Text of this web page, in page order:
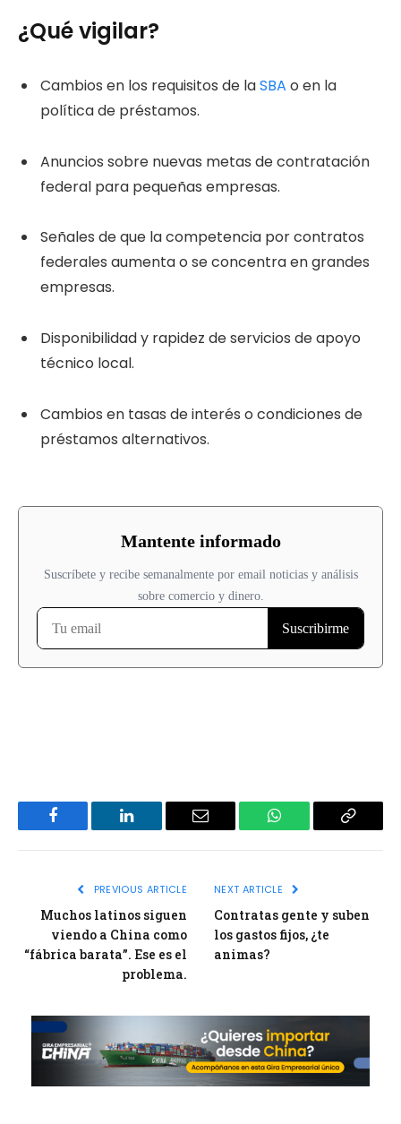
¿Qué vigilar?
Cambios en los requisitos de laSBA o en la
política de préstamos.
Anuncios sobre nuevas metas de contratación
federal para pequeñas empresas.
Señales de que la competencia por contratos
federales aumenta o se concentra en grandes
empresas.
Disponibilidad y rapidez de servicios de apoyo
técnico local.
Cambios en tasas de interés o condiciones de
préstamos alternativos.
Facebook LinkedIn Email WhatsApp Copy
PREVIOUS ARTICLE
Muchos latinos siguen
viendo a China como
“fábrica barata”. Ese es el
problema.
NEXT ARTICLE
Contratas gente y suben
los gastos fijos, ¿te
animas?